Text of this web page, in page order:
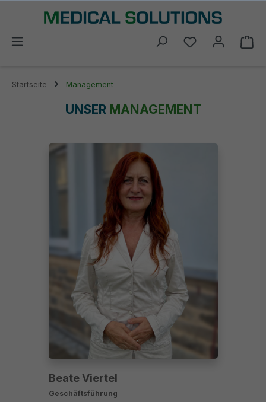
springen
Du hast 0
Startseite Management
UNSER MANAGEMENT
Beate Viertel
Geschäftsführung